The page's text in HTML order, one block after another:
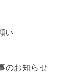
い
のお知らせ